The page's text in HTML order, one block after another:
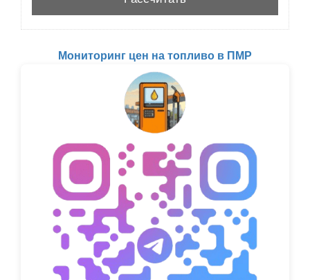
Мониторинг цен на топливо в ПМР